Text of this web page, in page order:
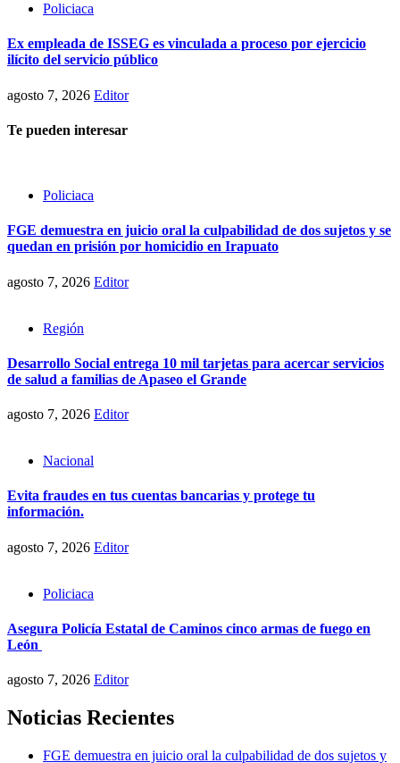
Policiaca
Ex empleada de ISSEG es vinculada a proceso por ejercicio
ilícito del servicio público
agosto 7, 2026 Editor
Te pueden interesar
Policiaca
FGE demuestra en juicio oral la culpabilidad de dos sujetos y se
quedan en prisión por homicidio en Irapuato
agosto 7, 2026 Editor
Región
Desarrollo Social entrega 10 mil tarjetas para acercar servicios
de salud a familias de Apaseo el Grande
agosto 7, 2026 Editor
Nacional
Evita fraudes en tus cuentas bancarias y protege tu
información.
agosto 7, 2026 Editor
Policiaca
Asegura Policía Estatal de Caminos cinco armas de fuego en
León
agosto 7, 2026 Editor
Noticias Recientes
FGE demuestra en juicio oral la culpabilidad de dos sujetos y